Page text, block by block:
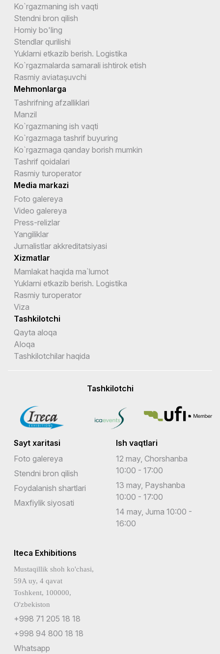
Ko`rgazmaning ish vaqti
Stendni bron qilish
Homiy bo'ling
Stendlar qurilishi
Yuklarni etkazib berish. Logistika
Ko`rgazmalarda samarali ishtirok etish
Rasmiy aviataşuvchi
Mehmonlarga
Tashrifning afzalliklari
Manzil
Ko`rgazmaning ish vaqti
Ko`rgazmaga tashrif buyuring
Ko`rgazmaga qanday borish mumkin
Tashrif qoidalari
Rasmiy turoperator
Media markazi
Foto galereya
Video galereya
Press-relizlar
Yangiliklar
Jurnalistlar akkreditatsiyasi
Xizmatlar
Mamlakat haqida ma`lumot
Yuklarni etkazib berish. Logistika
Rasmiy turoperator
Viza
Tashkilotchi
Qayta aloqa
Aloqa
Tashkilotchilar haqida
Tashkilotchi
Sayt xaritasi
Foto galereya
Stendni bron qilish
Foydalanish shartlari
Maxfiylik siyosati
Ish vaqtlari
12 may, Chorshanba
10:00 - 17:00
13 may, Payshanba
10:00 - 17:00
14 may, Juma 10:00 -
16:00
Iteca Exhibitions
Mustaqillik shoh ko'chasi,
59A uy, 4 qavat
Toshkent, 100000,
O'zbekiston
+998 71 205 18 18
+998 94 800 18 18
Whatsapp